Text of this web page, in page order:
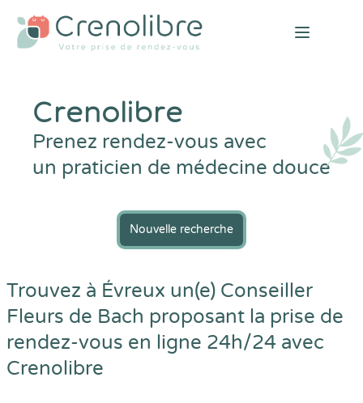
Open
Crenolibre
Prenez rendez-vous avec
un praticien de médecine douce
Nouvelle recherche
Trouvez à Évreux un(e) Conseiller
Fleurs de Bach proposant la prise de
rendez-vous en ligne 24h/24 avec
Crenolibre